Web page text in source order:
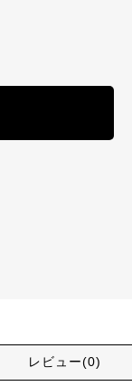
レビュー(0)